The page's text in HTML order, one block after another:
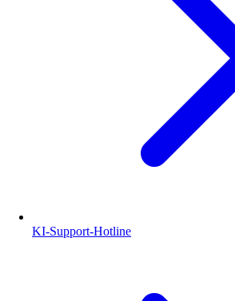
KI-Support-Hotline